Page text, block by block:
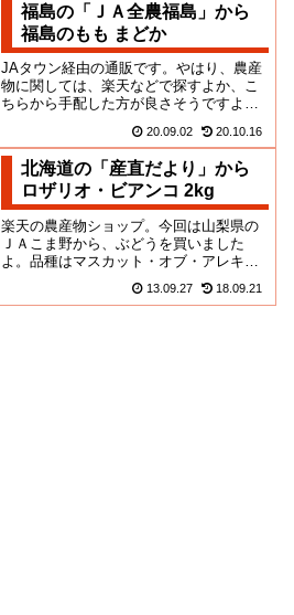
福島の「ＪＡ全農福島」から
福島のもも まどか
JAタウン経由の通販です。やはり、農産
物に関しては、楽天などで探すよか、こ
ちらから手配した方が良さそうですよ。
折々、扱う商品も豊富です...
20.09.02 20.10.16
北海道の「産直だより」から
ロザリオ・ビアンコ 2kg
楽天の農産物ショップ。今回は山梨県の
ＪＡこま野から、ぶどうを買いました
よ。品種はマスカット・オブ・アレキサ
す。モシャモシャで見えづらいん...
13.09.27 18.09.21